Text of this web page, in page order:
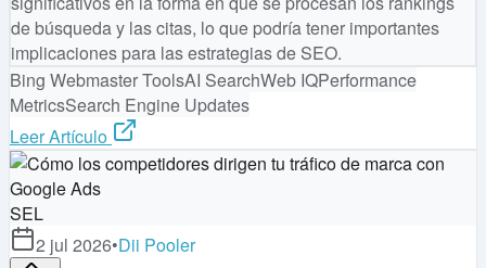
de búsqueda y las citas, lo que podría tener importantes
implicaciones para las estrategias de SEO.
Bing Webmaster ToolsAI SearchWeb IQPerformance
MetricsSearch Engine Updates
Leer Artículo
SEL
2 jul 2026•Dii Pooler